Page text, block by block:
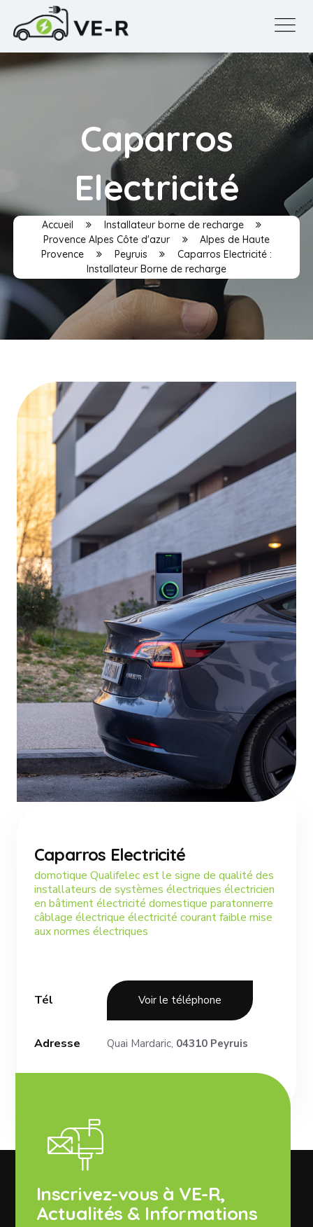
Caparros
Electricité
Accueil
Installateur borne de recharge
Provence Alpes Côte d'azur
Alpes de Haute
Provence
Peyruis
Caparros Electricité :
Installateur Borne de recharge
Caparros Electricité
domotique Qualifelec est le signe de qualité des
installateurs de systèmes électriques électricien
en bâtiment électricité domestique paratonnerre
câblage électrique électricité courant faible mise
aux normes électriques
Tél Voir le téléphone
Adresse Quai Mardaric, 04310 Peyruis
Inscrivez-vous à VE-R,
Actualités & Informations